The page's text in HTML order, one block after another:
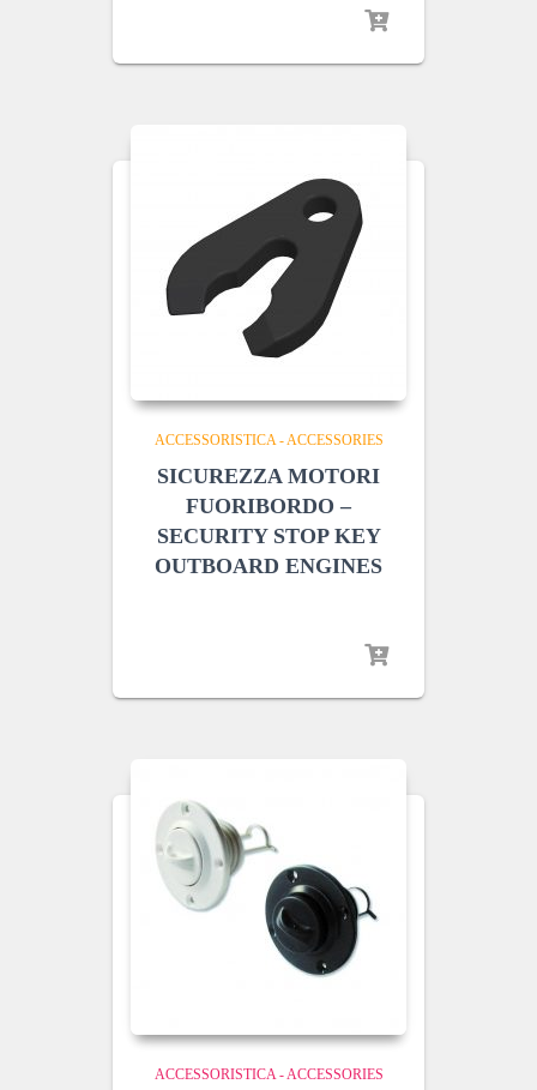
ACCESSORISTICA - ACCESSORIES
SICUREZZA MOTORI
FUORIBORDO –
SECURITY STOP KEY
OUTBOARD ENGINES
ACCESSORISTICA - ACCESSORIES